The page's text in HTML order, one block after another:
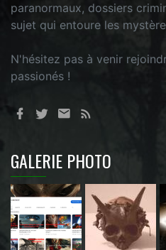
paranormaux, dossiers
sujet qui entoure les
N'hésitez pas à venir
passionés !
GALERIE PHOTO